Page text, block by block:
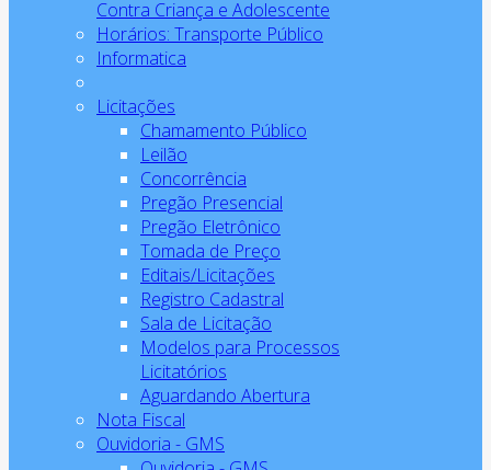
Contra Criança e Adolescente
Horários: Transporte Público
Informatica
Licitações
Chamamento Público
Leilão
Concorrência
Pregão Presencial
Pregão Eletrônico
Tomada de Preço
Editais/Licitações
Registro Cadastral
Sala de Licitação
Modelos para Processos
Licitatórios
Aguardando Abertura
Nota Fiscal
Ouvidoria - GMS